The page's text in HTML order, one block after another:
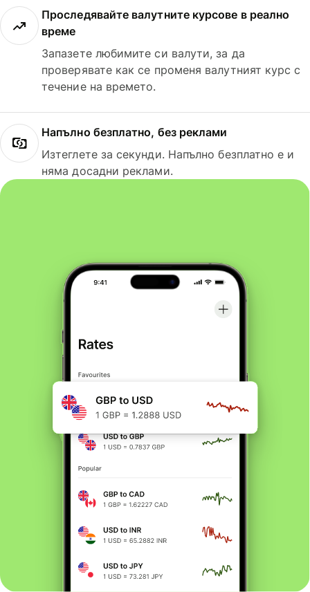
Проследявайте валутните курсове в реално
време
Запазете любимите си валути, за да
проверявате как се променя валутният курс с
течение на времето.
Напълно безплатно, без реклами
Изтеглете за секунди. Напълно безплатно е и
няма досадни реклами.